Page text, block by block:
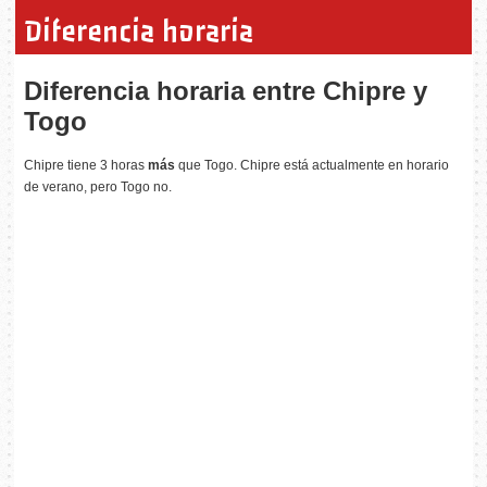
Diferencia horaria
Diferencia horaria entre Chipre y
Togo
Chipre tiene 3 horasmás que Togo. Chipre está actualmente en horario
de verano, pero Togo no.